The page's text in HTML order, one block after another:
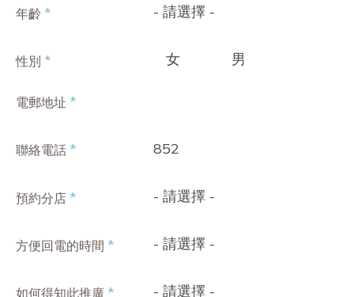
年齡 * - 請選擇 -
性別 * 女 男
電郵地址 *
聯絡電話 * 852
預約分店 * - 請選擇 -
方便回電的時間 * - 請選擇 -
如何得知此推廣 * - 請選擇 -